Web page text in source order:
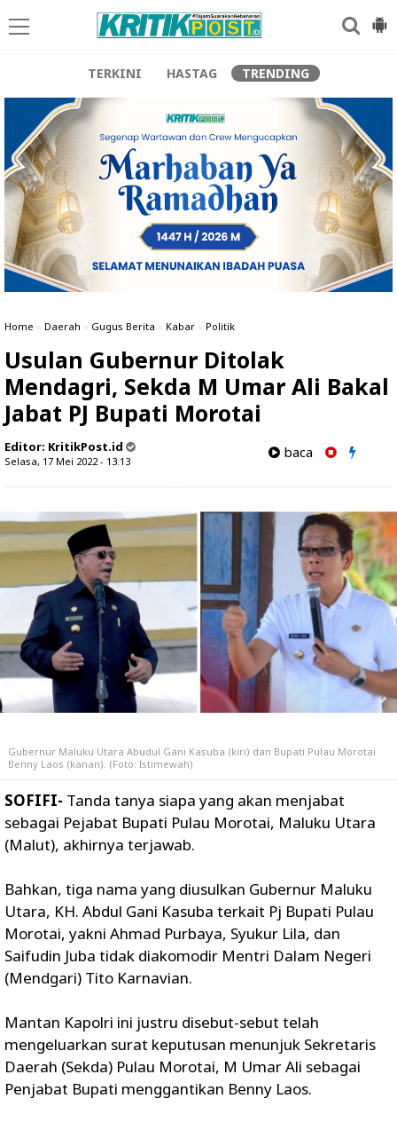
TERKINI HASTAG TRENDING
Home » Daerah » Gugus Berita » Kabar » Politik
Usulan Gubernur Ditolak
Mendagri, Sekda M Umar Ali Bakal
Jabat PJ Bupati Morotai
Editor: KritikPost.id
Selasa, 17 Mei 2022 - 13.13
baca
Gubernur Maluku Utara Abudul Gani Kasuba (kiri) dan Bupati Pulau Morotai
Benny Laos (kanan). (Foto: Istimewah)
SOFIFI- Tanda tanya siapa yang akan menjabat
sebagai Pejabat Bupati Pulau Morotai, Maluku Utara
(Malut), akhirnya terjawab.
Bahkan, tiga nama yang diusulkan Gubernur Maluku
Utara, KH. Abdul Gani Kasuba terkait Pj Bupati Pulau
Morotai, yakni Ahmad Purbaya, Syukur Lila, dan
Saifudin Juba tidak diakomodir Mentri Dalam Negeri
(Mendgari) Tito Karnavian.
Mantan Kapolri ini justru disebut-sebut telah
mengeluarkan surat keputusan menunjuk Sekretaris
Daerah (Sekda) Pulau Morotai, M Umar Ali sebagai
Penjabat Bupati menggantikan Benny Laos.